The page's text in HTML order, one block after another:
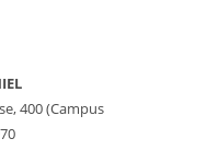
400 (Campus